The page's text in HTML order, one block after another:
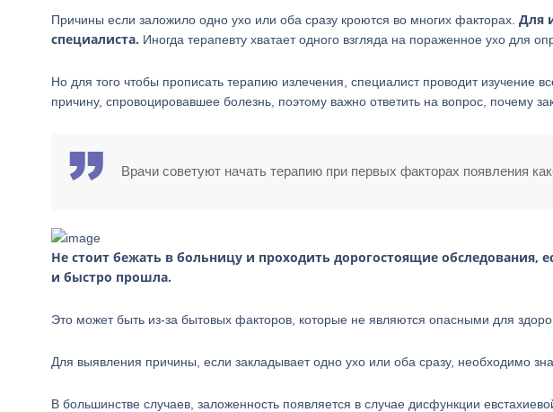
Причины если заложило одно ухо или оба сразу кроются во многих факторах. Для
специалиста. Иногда терапевту хватает одного взгляда на пораженное ухо для
Но для того чтобы прописать терапию излечения, специалист проводит изучение
причину, спровоцировавшее болезнь, поэтому важно ответить на вопрос, почему
Врачи советуют начать терапию при первых факторах появления
Не стоит бежать в больницу и проходить дорогостоящие обследования,
и быстро прошла.
Это может быть из-за бытовых факторов, которые не являются опасными для
Для выявления причины, если закладывает одно ухо или оба сразу, необходимо
В большинстве случаев, заложенность появляется в случае дисфункции